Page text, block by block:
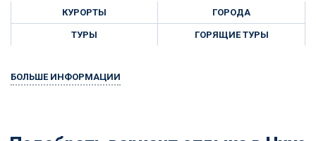
КУРОРТЫ ГОРОДА
ТУРЫ ГОРЯЩИЕ ТУРЫ
БОЛЬШЕ ИНФОРМАЦИИ